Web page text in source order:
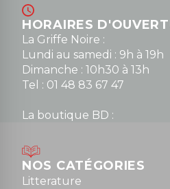
HORAIRES
La Griffe Noire :
Lundi au samedi : 9h à 19h
Dimanche : 10h30 à 13h
Tel : 01 48 83 67 47
La boutique BD :
Mardi au samedi : 10h à 13h
Dimanche : 10h30 à 12h30
Tel : 01 48 89 13 88
NOS CATÉGORIES
Litterature